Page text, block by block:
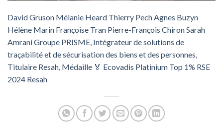
David Gruson Mélanie Heard Thierry PechAgnes Buzyn
Hélène Marin Françoise Tran Pierre-François ChironSarah
AmraniGroupe PRISME, Intégrateur de solutions de
traçabilité et de sécurisation des biens et des personnes,
Titulaire Resah, Médaille 🏅 Ecovadis Platinium Top 1% RSE
2024 Resah